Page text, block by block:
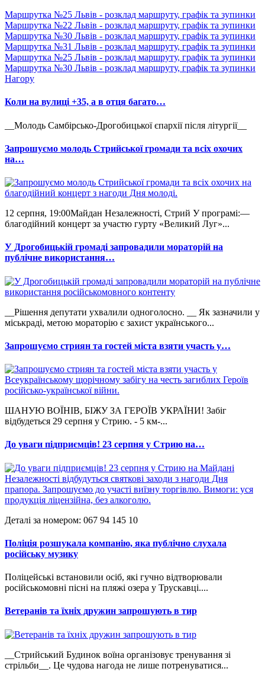
Маршрутка №25 Львів - розклад маршруту, графік та зупинки
Маршрутка №22 Львів - розклад маршруту, графік та зупинки
Маршрутка №30 Львів - розклад маршруту, графік та зупинки
Маршрутка №31 Львів - розклад маршруту, графік та зупинки
Маршрутка №25 Львів - розклад маршруту, графік та зупинки
Маршрутка №30 Львів - розклад маршруту, графік та зупинки
Нагору
Коли на вулиці +35, а в отця багато…
__Молодь Самбірсько-Дрогобицької єпархії після літургії__
Запрошуємо молодь Стрийської громади та всіх охочих
на…
12 серпня, 19:00Майдан Незалежності, Стрий У програмі:—
благодійний концерт за участю гурту «Великий Луг»...
У Дрогобицькій громаді запровадили мораторій на
публічне використання…
__Рішення депутати ухвалили одноголосно. __ Як зазначили у
міськраді, метою мораторію є захист українського...
Запрошуємо стриян та гостей міста взяти участь у…
ШАНУЮ ВОЇНІВ, БІЖУ ЗА ГЕРОЇВ УКРАЇНИ! Забіг
відбудеться 29 серпня у Стрию. - 5 км-...
До уваги підприємців! 23 серпня у Стрию на…
Деталі за номером: 067 94 145 10
Поліція розшукала компанію, яка публічно слухала
російську музику
Поліцейські встановили осіб, які гучно відтворювали
російськомовні пісні на пляжі озера у Трускавці....
Ветеранів та їхніх дружин запрошують в тир
__Стрийський Будинок воїна організовує тренування зі
стрільби__. Це чудова нагода не лише потренуватися...